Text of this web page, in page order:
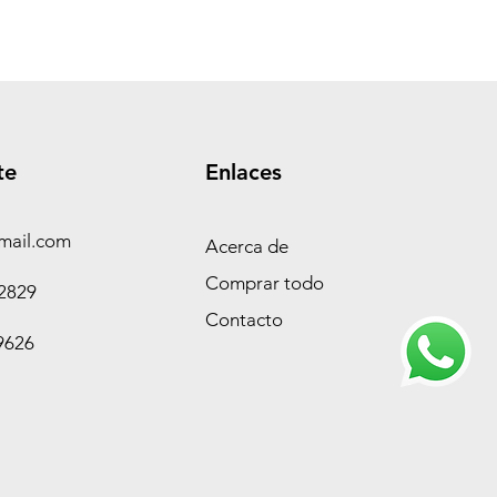
Enlaces
Acerca de
Comprar todo
Contacto